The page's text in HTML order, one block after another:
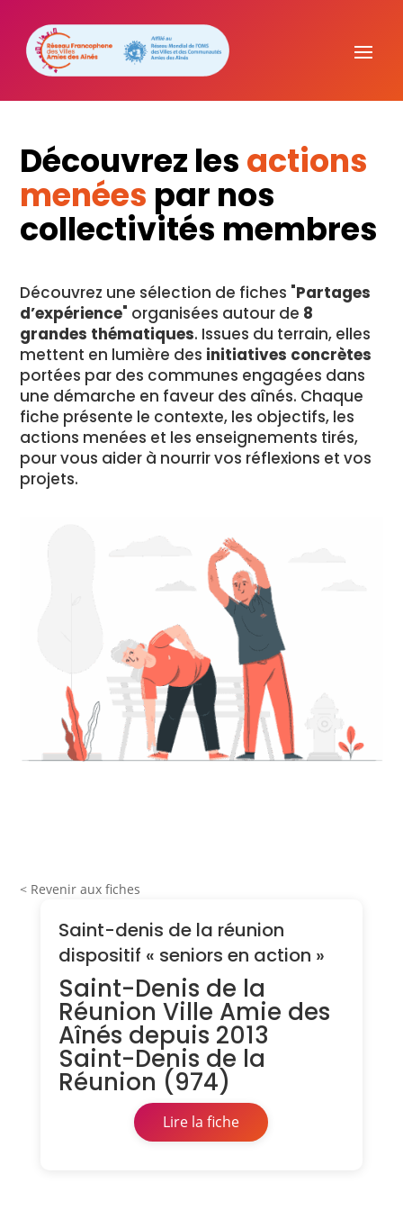
Découvrez les actions
menées par nos
collectivités membres
Découvrez une sélection de fiches "Partages
d’expérience" organisées autour de 8
grandes thématiques. Issues du terrain, elles
mettent en lumière des initiatives concrètes
portées par des communes engagées dans
une démarche en faveur des aînés. Chaque
fiche présente le contexte, les objectifs, les
actions menées et les enseignements tirés,
pour vous aider à nourrir vos réflexions et vos
projets.
< Revenir aux fiches
Saint-denis de la réunion
dispositif « seniors en action »
Saint-Denis de la
Réunion Ville Amie des
Aînés depuis 2013
Saint-Denis de la
Réunion (974)
Lire la fiche